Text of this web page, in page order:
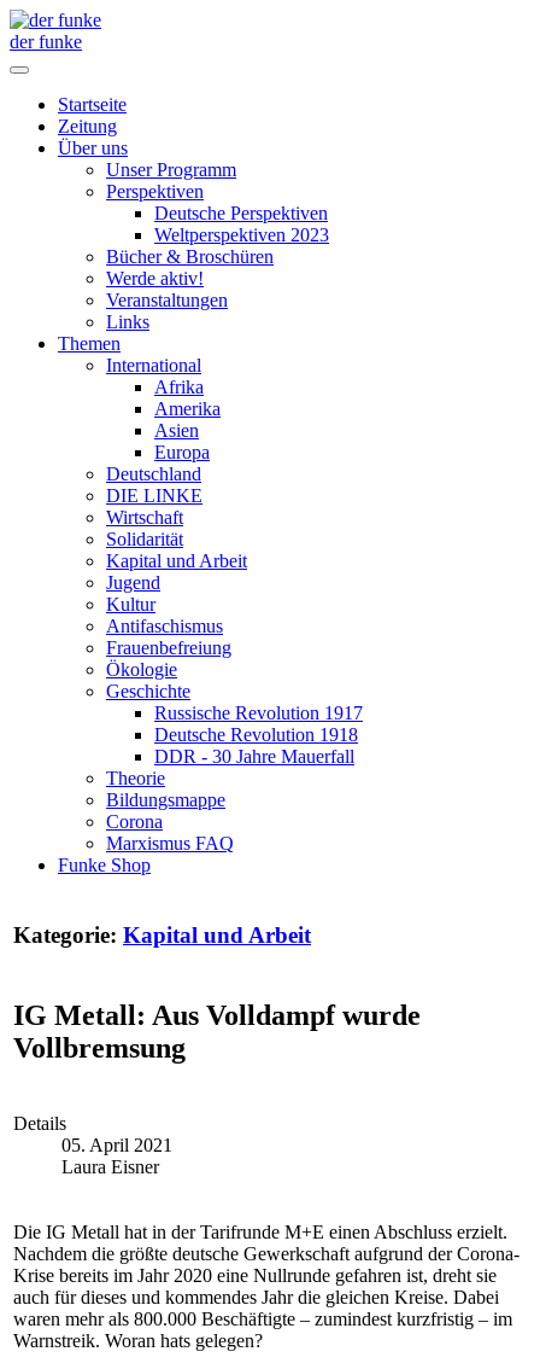
der funke
Startseite
Zeitung
Über uns
Unser Programm
Perspektiven
Deutsche Perspektiven
Weltperspektiven 2023
Bücher & Broschüren
Werde aktiv!
Veranstaltungen
Links
Themen
International
Afrika
Amerika
Asien
Europa
Deutschland
DIE LINKE
Wirtschaft
Solidarität
Kapital und Arbeit
Jugend
Kultur
Antifaschismus
Frauenbefreiung
Ökologie
Geschichte
Russische Revolution 1917
Deutsche Revolution 1918
DDR - 30 Jahre Mauerfall
Theorie
Bildungsmappe
Corona
Marxismus FAQ
Funke Shop
Kategorie: Kapital und Arbeit
IG Metall: Aus Volldampf wurde
Vollbremsung
Details
05. April 2021
Laura Eisner
Die IG Metall hat in der Tarifrunde M+E einen Abschluss erzielt.
Nachdem die größte deutsche Gewerkschaft aufgrund der Corona-
Krise bereits im Jahr 2020 eine Nullrunde gefahren ist, dreht sie
auch für dieses und kommendes Jahr die gleichen Kreise. Dabei
waren mehr als 800.000 Beschäftigte – zumindest kurzfristig – im
Warnstreik. Woran hats gelegen?